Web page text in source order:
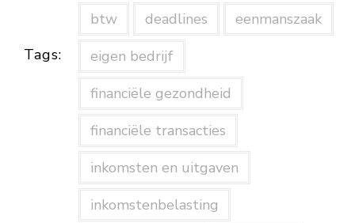
Tags:
btw
deadlines
eenmanszaak
eigen bedrijf
financiële gezondheid
financiële transacties
inkomsten en uitgaven
inkomstenbelasting